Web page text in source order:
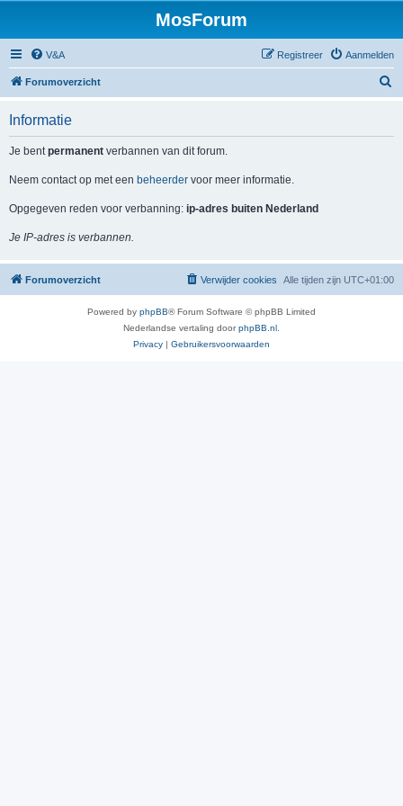
MosForum
V&A Aanmelden
Registreer
Forumoverzicht
Informatie
Je bentpermanent verbannen van dit forum.
Neem contact op met een beheerder voor meer informatie.
Opgegeven reden voor verbanning: ip-adres buiten Nederland
Je IP-adres is verbannen.
Forumoverzicht Alle tijden zijn UTC+01:00
Verwijder cookies
Powered by phpBB® Forum Software © phpBB Limited
Nederlandse vertaling doorphpBB.nl
Privacy | Gebruikersvoorwaarden